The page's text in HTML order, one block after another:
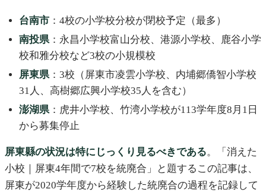
台南市 ：4校の小学校分校が閉校予定（最多）
南投県：永昌小学校富山分校、港源小学校、鹿谷小学
校和雅分校など3校の小規模校
屏東県：3校（屏東市凌雲小学校、内埔郷僑智小学校
31人、高樹郷広興小学校35人を含む）
澎湖県：虎井小学校、竹湾小学校が113学年度8月1日
から募集停止
屏東縣の状況は特にじっくり見るべきである。「消えた
小校｜屏東4年間で7校を統廃合」と題するこの記事は、
屏東が2020学年度から経験した統廃合の過程を記録して